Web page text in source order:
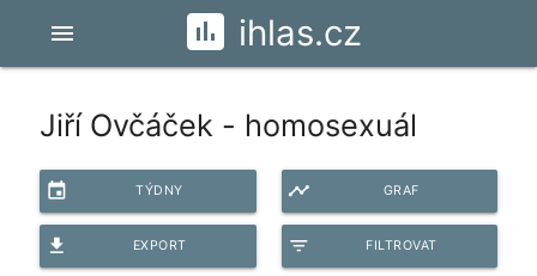
ihlas.cz
menu
Jiří Ovčáček - homosexuál
event TÝDNY timeline GRAF
file_download EXPORT filter_list FILTROVAT